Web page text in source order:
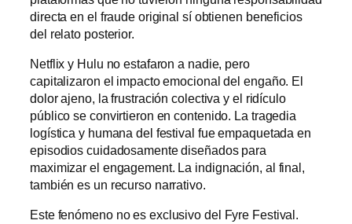
directa en el fraude original sí obtienen beneficios
del relato posterior.
Netflix y Hulu no estafaron a nadie, pero
capitalizaron el impacto emocional del engaño. El
dolor ajeno, la frustración colectiva y el ridículo
público se convirtieron en contenido. La tragedia
logística y humana del festival fue empaquetada en
episodios cuidadosamente diseñados para
maximizar el engagement. La indignación, al final,
también es un recurso narrativo.
Este fenómeno no es exclusivo del Fyre Festival.